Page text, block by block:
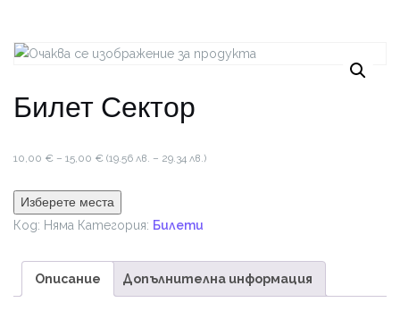
Билет Сектор
10,00 € – 15,00 € Price
10,00 €
through
(19.56 лв. – 29.34 лв.)
Изберете места
Код: Няма Категория: Билети
Описание Допълнителна информация